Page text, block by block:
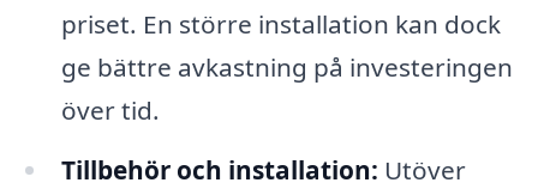
priset. En större installation kan dock
ge bättre avkastning på investeringen
över tid.
Tillbehör och installation: Utöver